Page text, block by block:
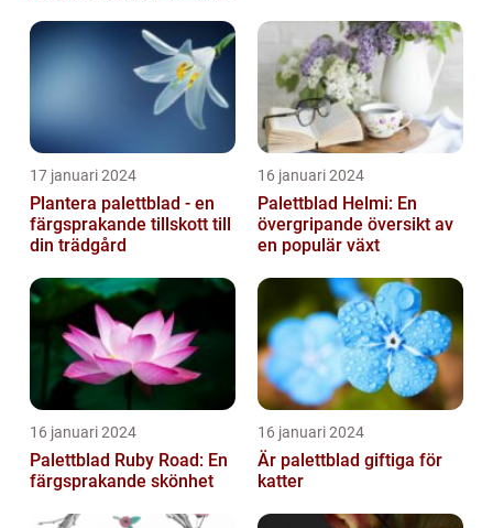
17 januari 2024
Plantera palettblad - en
färgsprakande tillskott till
din trädgård
16 januari 2024
Palettblad Helmi: En
övergripande översikt av
en populär växt
16 januari 2024
Palettblad Ruby Road: En
färgsprakande skönhet
16 januari 2024
Är palettblad giftiga för
katter